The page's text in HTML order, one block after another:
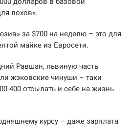
лохов».
за $700 на неделю – это для
майке из Евросети.
Равшан, львиную часть
жэковские чинуши – таки
400 отсылать и себе на жизнь
курсу – даже зарплата